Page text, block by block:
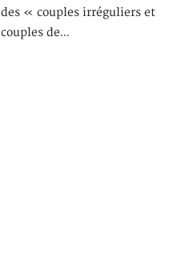
des « couples irréguliers et
couples de…